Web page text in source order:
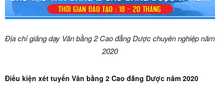
Địa chỉ giảng dạy Văn bằng 2 Cao đẳng Dược chuyên nghiệp năm
2020
Điều kiện xét tuyển Văn bằng 2 Cao đẳng Dược năm 2020